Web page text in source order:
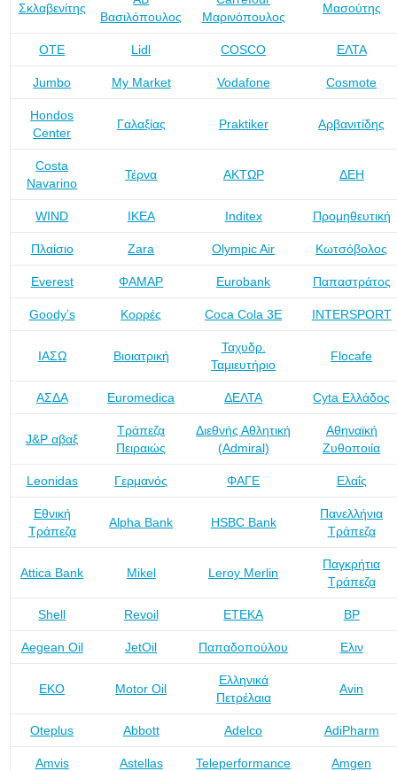
Σκλαβενίτης
Βασιλόπουλος
Μαρινόπουλος
Μασούτης
ΟΤΕ Lidl COSCO ΕΛΤΑ
Jumbo My Market Vodafone Cosmote
Hondos
Center
Γαλαξίας Praktiker Αρβανιτίδης
Costa
Navarino
Τέρνα ΑΚΤΩΡ ΔΕΗ
WIND IKEA Inditex Προμηθευτική
Πλαίσιο Zara Olympic Air Κωτσόβολος
Everest ΦΑΜΑΡ Eurobank Παπαστράτος
Goody’s Κορρές Coca Cola 3Ε INTERSPORT
ΙΑΣΩ Βιοιατρική
Ταχυδρ.
Ταμιευτήριο
Flocafe
ΑΣΔΑ Euromedica ΔΕΛΤΑ Cyta Ελλάδος
J&P αβαξ
Τράπεζα
Πειραιώς
Διεθνής Αθλητική
(Admiral)
Αθηναϊκή
Ζυθοποιία
Leonidas Γερμανός ΦΑΓΕ Ελαΐς
Εθνική
Τράπεζα
Alpha Bank HSBC Bank
Πανελλήνια
Τράπεζα
Attica Bank Mikel Leroy Merlin
Παγκρήτια
Τράπεζα
Shell Revoil ΕΤΕΚΑ BP
Aegean Oil JetOil Παπαδοπούλου Ελιν
ΕΚΟ Motor Oil
Ελληνικά
Πετρέλαια
Avin
Oteplus Abbott Adelco AdiPharm
Amvis Astellas Teleperformance Amgen